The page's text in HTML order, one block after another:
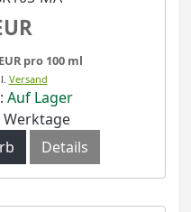
pro 100 ml
Versand
Auf Lager
Werktage
Details